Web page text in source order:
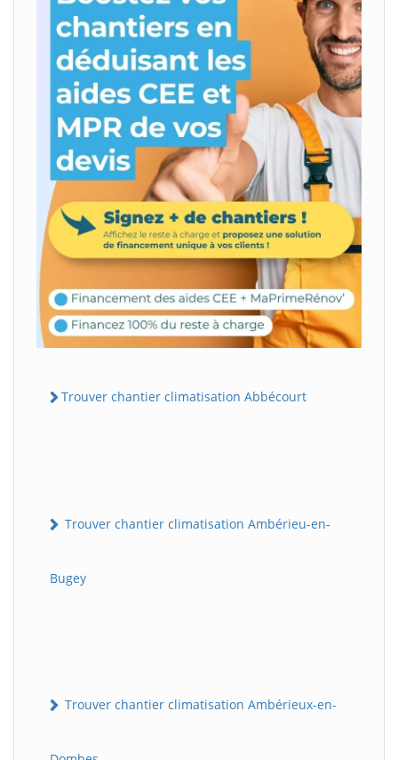
Trouver chantier climatisation Abbécourt
Trouver chantier climatisation Ambérieu-en-
Bugey
Trouver chantier climatisation Ambérieux-en-